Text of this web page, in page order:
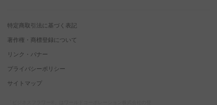
特定商取引法に基づく表記
著作権・商標登録について
リンク・バナー
プライバシーポリシー
サイトマップ